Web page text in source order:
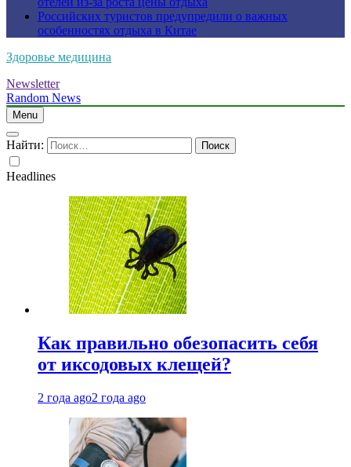
Российских туристов предупредили о важных
особенностях отдыха в Китае
Здоровье медицина
Newsletter
Random News
Menu
Найти:
Headlines
Как правильно обезопасить себя
от иксодовых клещей?
2 года ago2 года ago